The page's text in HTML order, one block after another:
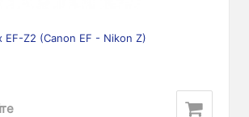
EF-Z2 (Canon EF - Nikon Z)